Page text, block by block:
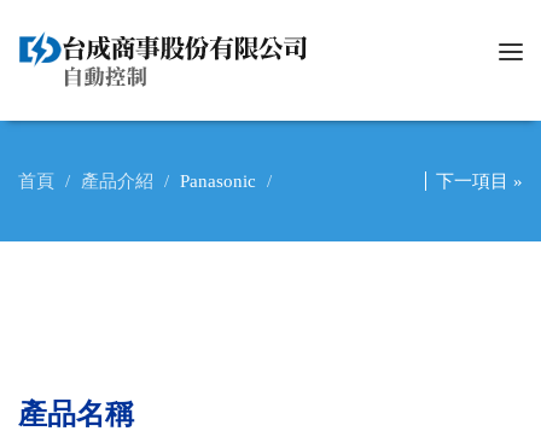
首頁 產品介紹 Panasonic 下一項目 »
產品名稱